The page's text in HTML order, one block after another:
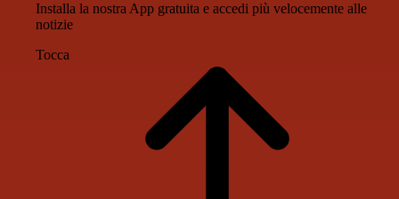
Installa la nostra App gratuita e accedi più velocemente alle
notizie
Tocca